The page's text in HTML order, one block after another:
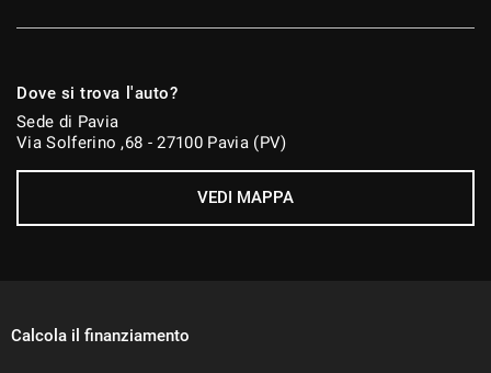
Dove si trova l'auto?
Sede di Pavia
Via Solferino ,68 - 27100 Pavia (PV)
VEDI MAPPA
Calcola il finanziamento